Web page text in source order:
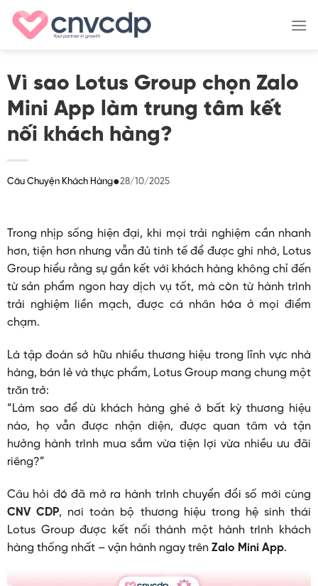
Skip
Vì sao Lotus Group chọn Zalo
Mini App làm trung tâm kết
nối khách hàng?
Câu Chuyện Khách Hàng●28/10/2025
Trong nhịp sống hiện đại, khi mọi trải nghiệm cần nhanh
hơn, tiện hơn nhưng vẫn đủ tinh tế để được ghi nhớ, Lotus
Group hiểu rằng sự gắn kết với khách hàng không chỉ đến
từ sản phẩm ngon hay dịch vụ tốt, mà còn từ hành trình
trải nghiệm liền mạch, được cá nhân hóa ở mọi điểm
chạm.
Là tập đoàn sở hữu nhiều thương hiệu trong lĩnh vực nhà
hàng, bán lẻ và thực phẩm, Lotus Group mang chung một
trăn trở:
“Làm sao để dù khách hàng ghé ở bất kỳ thương hiệu
nào, họ vẫn được nhận diện, được quan tâm và tận
hưởng hành trình mua sắm vừa tiện lợi vừa nhiều ưu đãi
riêng?”
Câu hỏi đó đã mở ra hành trình chuyển đổi số mới cùng
CNV CDP, nơi toàn bộ thương hiệu trong hệ sinh thái
Lotus Group được kết nối thành một hành trình khách
hàng thống nhất – vận hành ngay trên Zalo Mini App.